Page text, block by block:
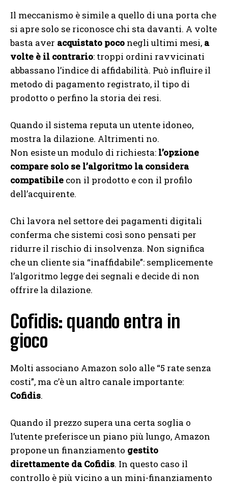
Il meccanismo è simile a quello di una porta che
si apre solo se riconosce chi sta davanti. A volte
basta aver acquistato poco negli ultimi mesi, a
volte è il contrario: troppi ordini ravvicinati
abbassano l’indice di affidabilità. Può influire il
metodo di pagamento registrato, il tipo di
prodotto o perfino la storia dei resi.
Quando il sistema reputa un utente idoneo,
mostra la dilazione. Altrimenti no.
Non esiste un modulo di richiesta: l’opzione
compare solo se l’algoritmo la considera
compatibile con il prodotto e con il profilo
dell’acquirente.
Chi lavora nel settore dei pagamenti digitali
conferma che sistemi così sono pensati per
ridurre il rischio di insolvenza. Non significa
che un cliente sia “inaffidabile”: semplicemente
l’algoritmo legge dei segnali e decide di non
offrire la dilazione.
Cofidis: quando entra in
gioco
Molti associano Amazon solo alle “5 rate senza
costi”, ma c’è un altro canale importante:
Cofidis.
Quando il prezzo supera una certa soglia o
l’utente preferisce un piano più lungo, Amazon
propone un finanziamento gestito
direttamente da Cofidis. In questo caso il
controllo è più vicino a un mini-finanziamento